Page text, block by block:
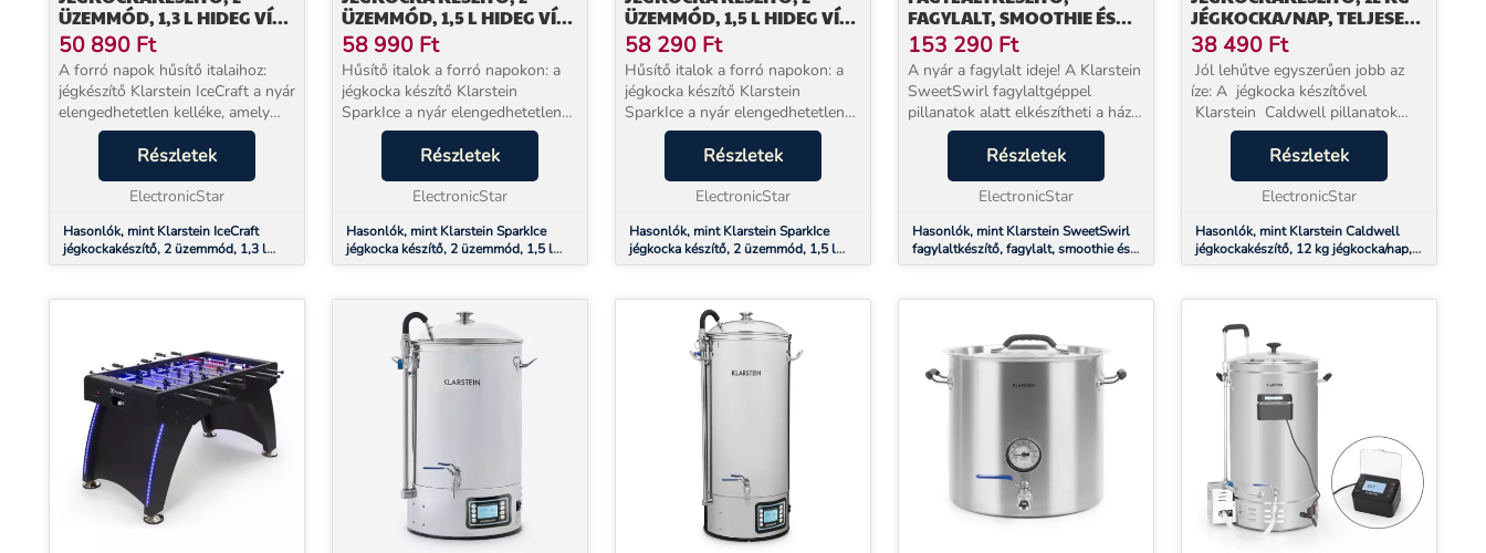
ÜZEMMÓD, 1,3 L HIDEG VÍZ,
AUTOMATIKUS TISZTÍTÁS,
12 KG/24 H
50 890 Ft
A forró napok hűsítő italaihoz:
jégkészítő Klarstein IceCraft a nyár
elengedhetetlen kelléke, amely
mindössze hat perc alatt tökéletes
jégkockákat varázsol. Így semmi
sem áll a frissítő limonádék, ko...
Részletek
ElectronicStar
Hasonlók, mint Klarstein IceCraft
jégkockakészítő, 2 üzemmód, 1,3 l
hideg víz, automatikus tisztítás, 12
ÜZEMMÓD, 1,5 L HIDEG VÍZ,
AUTOMATIKUS TISZTÍTÁS,
15 KG/24 Ó
58 990 Ft
Hűsítő italok a forró napokon: a
jégkocka készítő Klarstein
SparkIce a nyár elengedhetetlen
kelléke, és mindössze hat perc
alatt tökéletes jégkockákat
varázsol. Így semmi sem áll a
frissítő limonádé...
Részletek
ElectronicStar
Hasonlók, mint Klarstein SparkIce
jégkocka készítő, 2 üzemmód, 1,5 l
hideg víz, automatikus tisztítás, 15
ÜZEMMÓD, 1,5 L HIDEG VÍZ,
AUTOMATIKUS TISZTÍTÁS,
15 KG/24 ÓRA
58 290 Ft
Hűsítő italok a forró napokon: a
jégkocka készítő Klarstein
SparkIce a nyár elengedhetetlen
kelléke, és mindössze hat perc
alatt tökéletes jégkockákat
varázsol. Így semmi sem áll a
frissítő limonádé...
Részletek
ElectronicStar
Hasonlók, mint Klarstein SparkIce
jégkocka készítő, 2 üzemmód, 1,5 l
hideg víz, automatikus tisztítás, 15
FAGYLALT, SMOOTHIE ÉS
TEJKOKTÉLOK,
AUTOMATIKUS TISZTÍTÁS
153 290 Ft
A nyár a fagylalt ideje! A Klarstein
SweetSwirl fagylaltgéppel
pillanatok alatt elkészítheti a házi
készítésű, finom
fagylaltkülönlegességeket. Kicsi
és nagy ínyencek egyaránt
megtalálják itt a maguké...
Részletek
ElectronicStar
Hasonlók, mint Klarstein SweetSwirl
fagylaltkészítő, fagylalt, smoothie és
tejkoktélok, automatikus tisztítás
JÉGKOCKA/NAP, TELJESEN
AUTOMATIKUS, LED
KIJELZŐ, KÖNNYŰ
TISZTÍTÁS
38 490 Ft
Jól lehűtve egyszerűen jobb az
íze: A jégkocka készítővel
Klarstein Caldwell pillanatok
alatt jégkockákat varázsolhat
italaihoz.A nagy teljesítményű
Caldwell jégkocka készítő
készülék naponta aká...
Részletek
ElectronicStar
Hasonlók, mint Klarstein Caldwell
jégkockakészítő, 12 kg jégkocka/nap,
teljesen automatikus, LED kijelző,